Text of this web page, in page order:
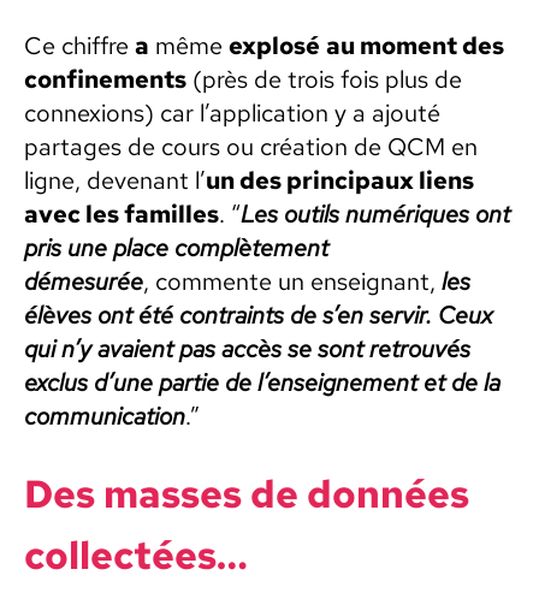
Ce chiffre a même explosé au moment des
con­fine­ments (près de trois fois plus de
con­nex­ions) car l’application y a ajouté
partages de cours ou créa­tion de QCM en
ligne, devenant l’un des prin­ci­paux liens
avec les familles. “Les out­ils numériques ont
pris une place com­plète­ment
démesurée, com­mente un enseignant, les
élèves ont été con­traints de s’en servir. Ceux
qui n’y avaient pas accès se sont retrou­vés
exclus d’une par­tie de l’enseignement et de la
com­mu­ni­ca­tion.”
Des mass­es de don­nées
col­lec­tées…